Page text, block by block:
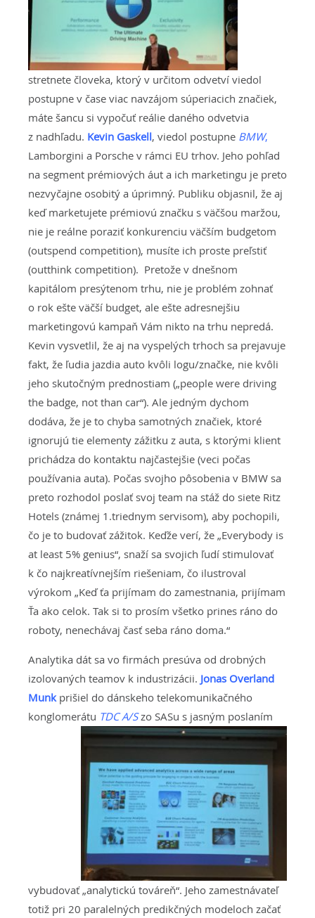
stretnete človeka, ktorý v určitom odvetví viedol
postupne v čase viac navzájom súperiacich značiek,
máte šancu si vypočuť reálie daného odvetvia
z nadhľadu. Kevin Gaskell, viedol postupne BMW,
Lamborgini a Porsche v rámci EU trhov. Jeho pohľad
na segment prémiových áut a ich marketingu je preto
nezvyčajne osobitý a úprimný. Publiku objasnil, že aj
keď marketujete prémiovú značku s väčšou maržou,
nie je reálne poraziť konkurenciu väčším budgetom
(outspend competition), musíte ich proste preľstiť
(outthink competition). Pretože v dnešnom
kapitálom presýtenom trhu, nie je problém zohnať
o rok ešte väčší budget, ale ešte adresnejšiu
marketingovú kampaň Vám nikto na trhu nepredá.
Kevin vysvetlil, že aj na vyspelých trhoch sa prejavuje
fakt, že ľudia jazdia auto kvôli logu/značke, nie kvôli
jeho skutočným prednostiam („people were driving
the badge, not than car“). Ale jedným dychom
dodáva, že je to chyba samotných značiek, ktoré
ignorujú tie elementy zážitku z auta, s ktorými klient
prichádza do kontaktu najčastejšie (veci počas
používania auta). Počas svojho pôsobenia v BMW sa
preto rozhodol poslať svoj team na stáž do siete Ritz
Hotels (známej 1.triednym servisom), aby pochopili,
čo je to budovať zážitok. Keďže verí, že „Everybody is
at least 5% genius“, snaží sa svojich ľudí stimulovať
k čo najkreatívnejším riešeniam, čo ilustroval
výrokom „Keď ťa prijímam do zamestnania, prijímam
Ťa ako celok. Tak si to prosím všetko prines ráno do
roboty, nenechávaj časť seba ráno doma.“
Analytika dát sa vo firmách presúva od drobných
izolovaných teamov k industrizácii. Jonas Overland
Munkprišiel do dánskeho telekomunikačného
konglomerátu TDCA/Szo SASu s jasným poslaním
vybudovať „analytickú továreň“. Jeho zamestnávateľ
totiž pri 20 paralelných predikčných modeloch začať